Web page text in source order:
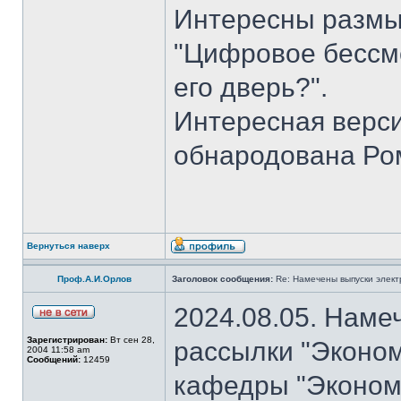
Интересны
"Цифровое
его дверь?".
Интересная
обнародована
Вернуться наверх
Проф.А.И.Орлов Заголовок сообщения: Re: Намечены выпуски
Зарегистрирован: Вт сен 28,
2004 11:58 am
Сообщений: 12459
2024.08.05.
рассылки
кафедры